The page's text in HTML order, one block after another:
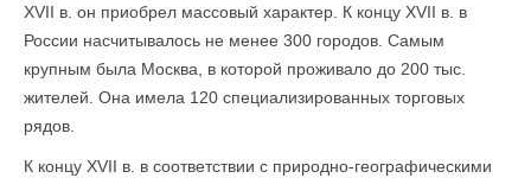
XVII в. он приобрел массовый характер. К концу XVII в. в
России насчитывалось не менее 300 городов. Самым
крупным была Москва, в которой проживало до 200 тыс.
жителей. Она имела 120 специализированных торговых
рядов.
К концу XVII в. в соответствии с природно-географическими